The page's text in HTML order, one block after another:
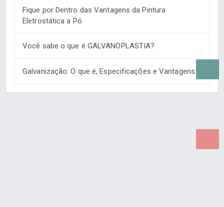
Fique por Dentro das Vantagens da Pintura
Eletrostática a Pó
Você sabe o que é GALVANOPLASTIA?
Galvanização: O que é, Especificações e Vantagens